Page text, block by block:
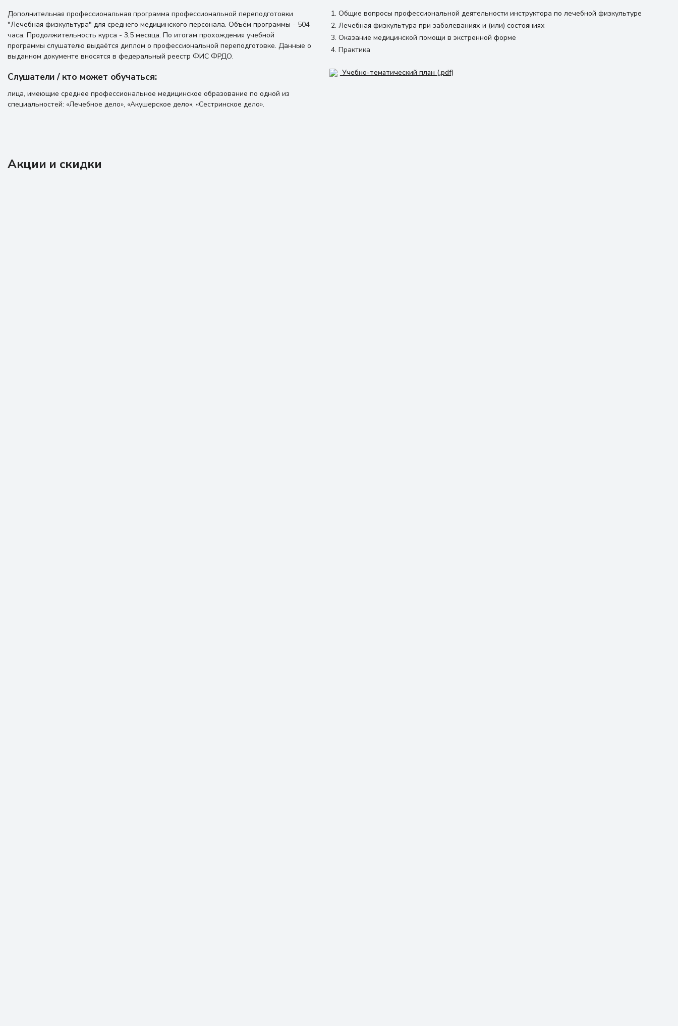
Дополнительная профессиональная программа профессиональной переподготовки
"Лечебная физкультура" для среднего медицинского персонала. Объём программы - 504
часа. Продолжительность курса - 3,5 месяца. По итогам прохождения учебной
программы слушателю выдаётся диплом о профессиональной переподготовке. Данные о
выданном документе вносятся в федеральный реестр ФИС ФРДО.
Слушатели / кто может обучаться:
лица, имеющие среднее профессиональное медицинское образование по одной из
специальностей: «Лечебное дело», «Акушерское дело», «Сестринское дело».
Общие вопросы профессиональной деятельности инструктора по лечебной физкультуре
Лечебная физкультура при заболеваниях и (или) состояниях
Оказание медицинской помощи в экстренной форме
Практика
Учебно-тематический план (.pdf)
Акции и скидки